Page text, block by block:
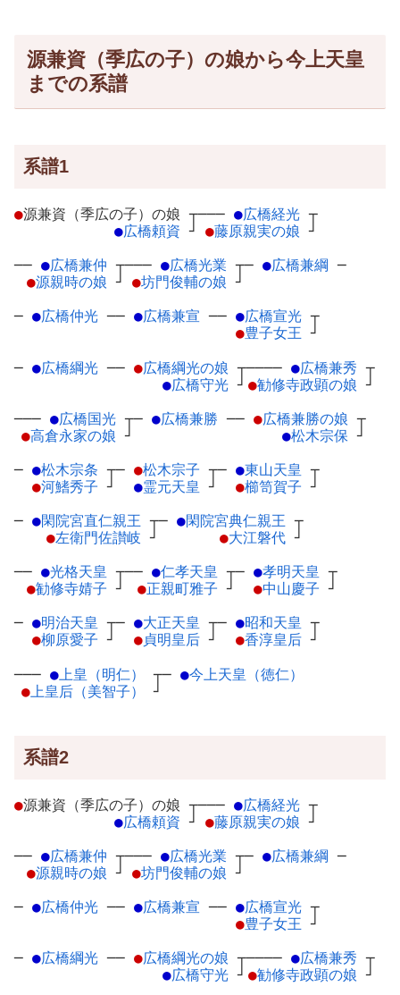
源兼資（季広の子）の娘から今上天皇
までの系譜
系譜1
●源兼資（季広の子）の娘 ┬
●広橋頼資 ┘
─── ●広橋経光 ┬
●藤原親実の娘 ┘
── ●広橋兼仲 ┬
●源親時の娘 ┘
─── ●広橋光業 ┬
●坊門俊輔の娘 ┘
─ ●広橋兼綱 ─
─ ●広橋仲光 ── ●広橋兼宣 ── ●広橋宣光 ┬
●豊子女王 ┘
─ ●広橋綱光 ── ●広橋綱光の娘 ┬
●広橋守光 ┘
──── ●広橋兼秀 ┬
●勧修寺政顕の娘 ┘
─── ●広橋国光 ┬
●高倉永家の娘 ┘
─ ●広橋兼勝 ── ●広橋兼勝の娘 ┬
●松木宗保 ┘
─ ●松木宗条 ┬
●河鰭秀子 ┘
─ ●松木宗子 ┬
●霊元天皇 ┘
─ ●東山天皇 ┬
●櫛笥賀子 ┘
─ ●閑院宮直仁親王 ┬
●左衛門佐讃岐 ┘
─ ●閑院宮典仁親王 ┬
●大江磐代 ┘
── ●光格天皇 ┬
●勧修寺婧子 ┘
── ●仁孝天皇 ┬
●正親町雅子 ┘
─ ●孝明天皇 ┬
●中山慶子 ┘
─ ●明治天皇 ┬
●柳原愛子 ┘
─ ●大正天皇 ┬
●貞明皇后 ┘
─ ●昭和天皇 ┬
●香淳皇后 ┘
─── ● 上皇（明仁）
┬
● 上皇后（美智子） ┘
─ ●今上天皇（徳仁）
系譜2
●源兼資（季広の子）の娘 ┬
●広橋頼資 ┘
─── ●広橋経光 ┬
●藤原親実の娘 ┘
── ●広橋兼仲 ┬
●源親時の娘 ┘
─── ●広橋光業 ┬
●坊門俊輔の娘 ┘
─ ●広橋兼綱 ─
─ ●広橋仲光 ── ●広橋兼宣 ── ●広橋宣光 ┬
●豊子女王 ┘
─ ●広橋綱光 ── ●広橋綱光の娘 ┬
●広橋守光 ┘
──── ●広橋兼秀 ┬
●勧修寺政顕の娘 ┘